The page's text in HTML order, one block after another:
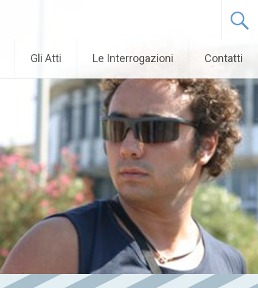
Gli Atti Le Interrogazioni Contatti